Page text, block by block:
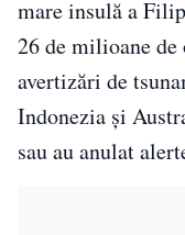
mare insulă a
26 de milioane
avertizări de
Indonezia și
sau au anulat